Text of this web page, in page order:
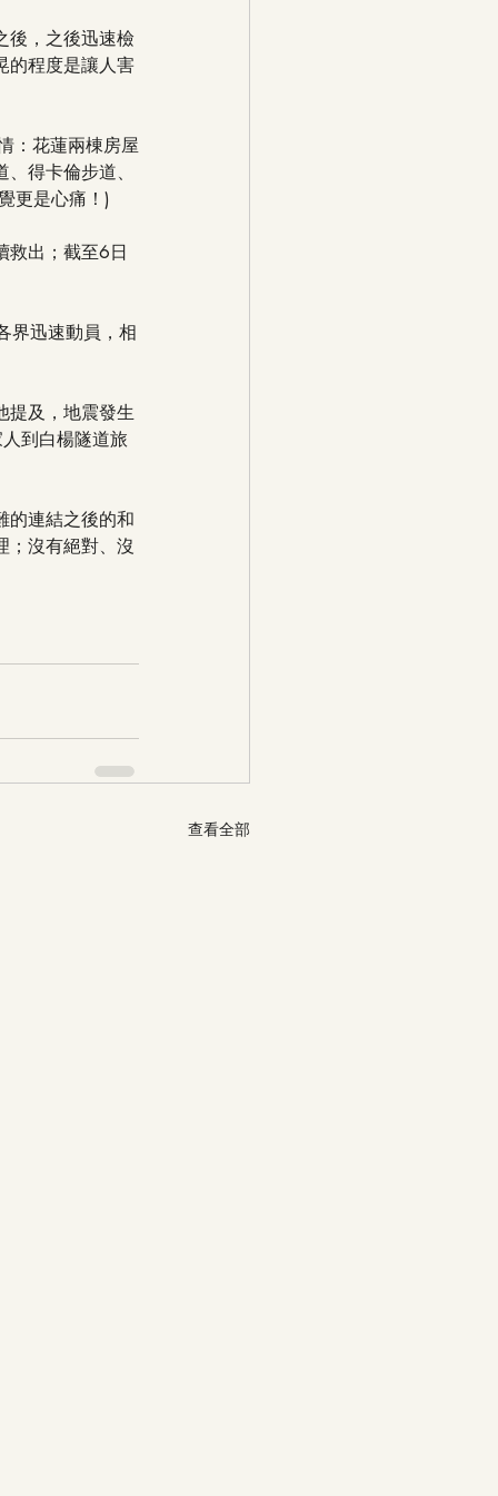
後，之後迅速檢
的程度是讓人害
：花蓮兩棟房屋
得卡倫步道、
更是心痛！)
救出；截至6日
界迅速動員，相
提及，地震發生
到白楊隧道旅
的連結之後的和
；沒有絕對、沒
查看全部